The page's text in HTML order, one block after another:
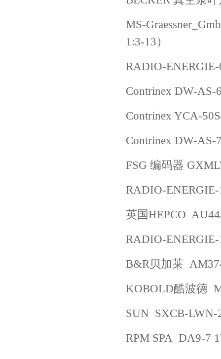
MS-
1:3-13）
RADIO-
Contrinex DW-AS-
Contrinex YCA-
Contrinex DW-AS-
FSG 编码器
RADIO-
英国HEPCO
RADIO-
B&R贝加莱
KOBOLD酷波德
SUN SXCB-LWN-
RPM SPA DA9-7